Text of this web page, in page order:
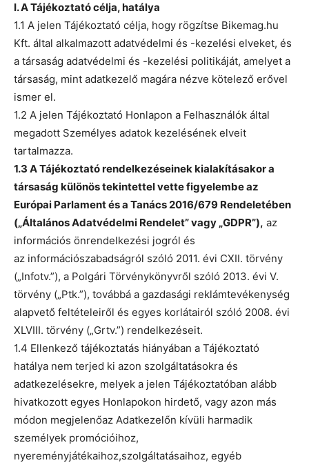
I. A Tájékoztató célja, hatálya
1.1 A jelen Tájékoztató célja, hogy rögzítse Bikemag.hu
Kft. által alkalmazott adatvédelmi és -kezelési elveket, és
a társaság adatvédelmi és -kezelési politikáját, amelyet a
társaság, mint adatkezelő magára nézve kötelező erővel
ismer el.
1.2 A jelen Tájékoztató Honlapon a Felhasználók által
megadott Személyes adatok kezelésének elveit
tartalmazza.
1.3 A Tájékoztató rendelkezéseinek kialakításakor a
társaság különös tekintettel vette figyelembe az
Európai Parlament és a Tanács 2016/679 Rendeletében
(„Általános Adatvédelmi Rendelet” vagy „GDPR”), az
információs önrendelkezési jogról és
az információszabadságról szóló 2011. évi CXII. törvény
(„Infotv.”), a Polgári Törvénykönyvről szóló 2013. évi V.
törvény („Ptk.”), továbbá a gazdasági reklámtevékenység
alapvető feltételeiről és egyes korlátairól szóló 2008. évi
XLVIII. törvény („Grtv.”) rendelkezéseit.
1.4 Ellenkező tájékoztatás hiányában a Tájékoztató
hatálya nem terjed ki azon szolgáltatásokra és
adatkezelésekre, melyek a jelen Tájékoztatóban alább
hivatkozott egyes Honlapokon hirdető, vagy azon más
módon megjelenőaz Adatkezelőn kívüli harmadik
személyek promócióihoz,
nyereményjátékaihoz,szolgáltatásaihoz, egyéb